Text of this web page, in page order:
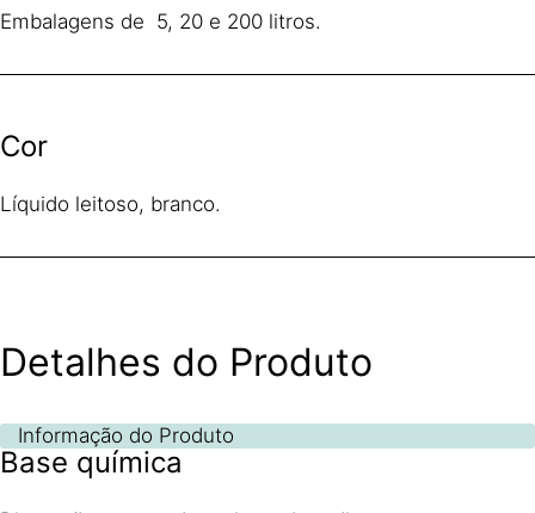
Embalagens de 5, 20 e 200 litros.
Cor
Líquido leitoso, branco.
Detalhes do Produto
Informação do Produto
Base química